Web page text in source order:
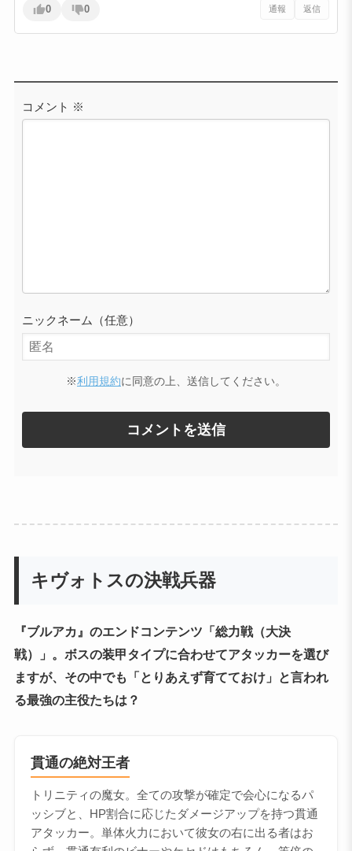
0 0 通報 返信
コメント ※
ニックネーム（任意）
※利用規約に同意の上、送信してください。
キヴォトスの決戦兵器
『ブルアカ』のエンドコンテンツ「総力戦（大決
戦）」。ボスの装甲タイプに合わせてアタッカーを選び
ますが、その中でも「とりあえず育てておけ」と言われ
る最強の主役たちは？
貫通の絶対王者
トリニティの魔女。全ての攻撃が確定で会心になるパ
ッシブと、HP割合に応じたダメージアップを持つ貫通
アタッカー。単体火力において彼女の右に出る者はお